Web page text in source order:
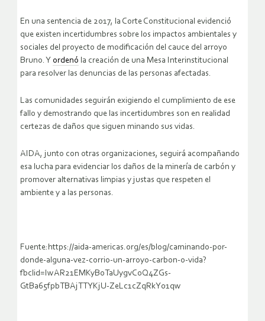
En una sentencia de 2017, la Corte Constitucional evidenció
que existen incertidumbres sobre los impactos ambientales y
sociales del proyecto de modificación del cauce del arroyo
Bruno. Y ordenó la creación de una Mesa Interinstitucional
para resolver las denuncias de las personas afectadas.
Las comunidades seguirán exigiendo el cumplimiento de ese
fallo y demostrando que las incertidumbres son en realidad
certezas de daños que siguen minando sus vidas.
AIDA, junto con otras organizaciones, seguirá acompañando
esa lucha para evidenciar los daños de la minería de carbón y
promover alternativas limpias y justas que respeten el
ambiente y a las personas.
Fuente:https://aida-americas.org/es/blog/caminando-por-
donde-alguna-vez-corrio-un-arroyo-carbon-o-vida?
fbclid=IwAR21EMKyB0TaUygvC0Q4ZGs-
GtBa65fpbTBAjTTYKjU-ZeLc1cZqRkY01qw